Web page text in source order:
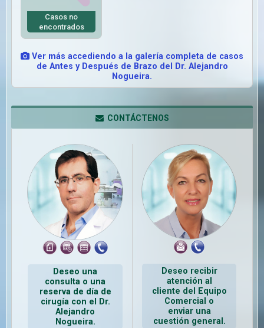
Casos no
encontrados
Ver más accediendo a la galería completa de casos
de Antes y Después de Brazo del Dr. Alejandro
Nogueira.
CONTÁCTENOS
Deseo una
consulta o una
reserva de día de
cirugía con el Dr.
Alejandro
Nogueira.
Deseo recibir
atención al
cliente del Equipo
Comercial o
enviar una
cuestión general.